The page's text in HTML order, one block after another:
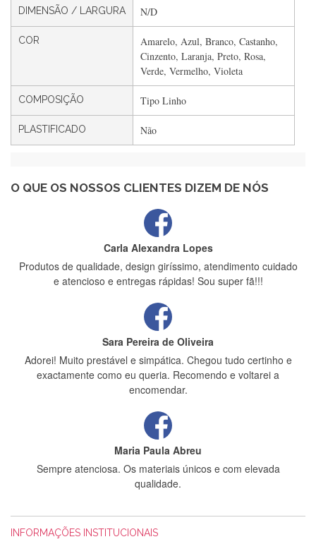
DIMENSÃO / LARGURA N/D
COR
Amarelo, Azul, Branco, Castanho,
Cinzento, Laranja, Preto, Rosa,
Verde, Vermelho, Violeta
COMPOSIÇÃO Tipo Linho
PLASTIFICADO Não
O QUE OS NOSSOS CLIENTES DIZEM DE NÓS
Filipa Freire
Rápido, atendimento 5*. Hoje chegará a segunda encomenda
feita de muitas certamente❤️
estrelas
Carla Alexandra Lopes
Produtos de qualidade, design giríssimo, atendimento cuidado
e atencioso e entregas rápidas! Sou super fã!!!
Sara Pereira de Oliveira
Adorei! Muito prestável e simpática. Chegou tudo certinho e
exactamente como eu queria. Recomendo e voltarei a
encomendar.
Maria Paula Abreu
Sempre atenciosa. Os materiais únicos e com elevada
qualidade.
INFORMAÇÕES INSTITUCIONAIS